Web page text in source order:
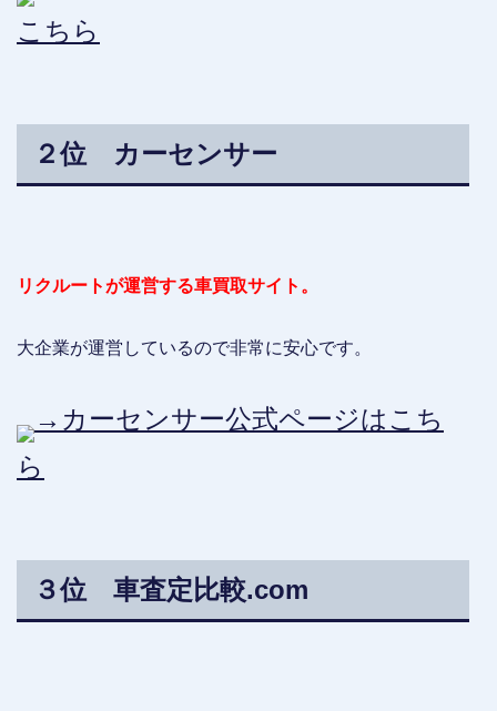
こちら
２位 カーセンサー
リクルートが運営する車買取サイト。
大企業が運営しているので非常に安心です。
→カーセンサー公式ページはこち
ら
３位 車査定比較.com